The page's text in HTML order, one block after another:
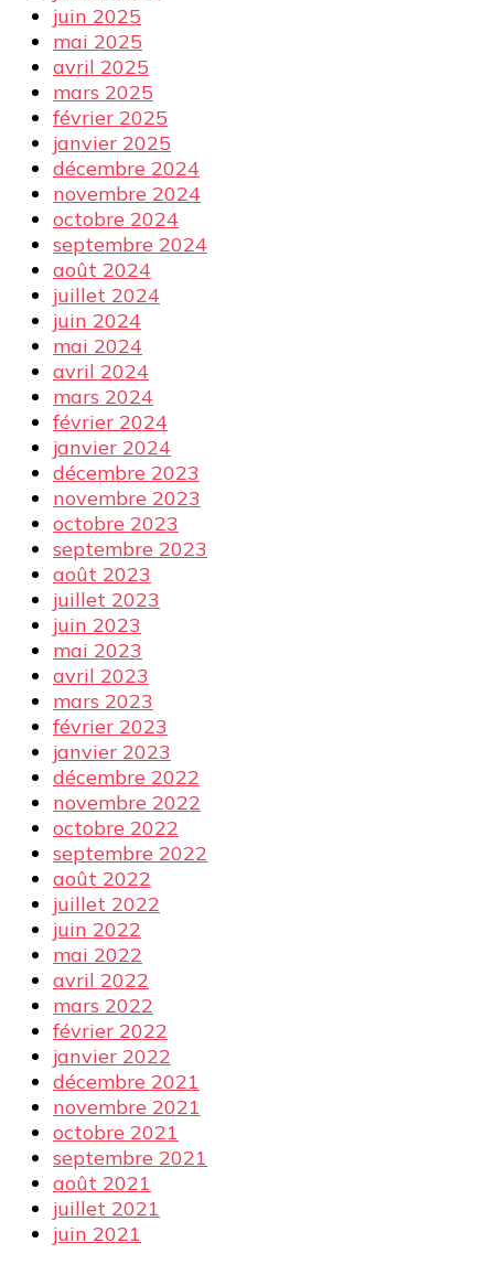
juin 2025
mai 2025
avril 2025
mars 2025
février 2025
janvier 2025
décembre 2024
novembre 2024
octobre 2024
septembre 2024
août 2024
juillet 2024
juin 2024
mai 2024
avril 2024
mars 2024
février 2024
janvier 2024
décembre 2023
novembre 2023
octobre 2023
septembre 2023
août 2023
juillet 2023
juin 2023
mai 2023
avril 2023
mars 2023
février 2023
janvier 2023
décembre 2022
novembre 2022
octobre 2022
septembre 2022
août 2022
juillet 2022
juin 2022
mai 2022
avril 2022
mars 2022
février 2022
janvier 2022
décembre 2021
novembre 2021
octobre 2021
septembre 2021
août 2021
juillet 2021
juin 2021